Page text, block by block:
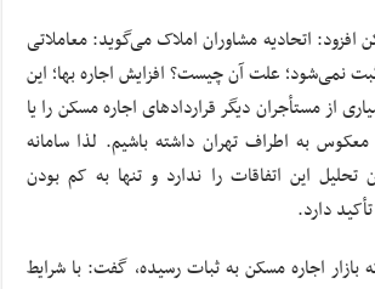
افزود: اتحادیه مشاوران املاک می‌گوید: معاملاتی
نمی‌شود؛ علت آن چیست؟ افزایش اجاره بها؛ این
از مستأجران دیگر قراردادهای اجاره مسکن را یا
به اطراف تهران داشته باشیم. لذا سامانه
تحلیل این اتفاقات را ندارد و تنها به کم بودن
دارد.
بازار اجاره مسکن به ثبات رسیده، گفت: با شرایط